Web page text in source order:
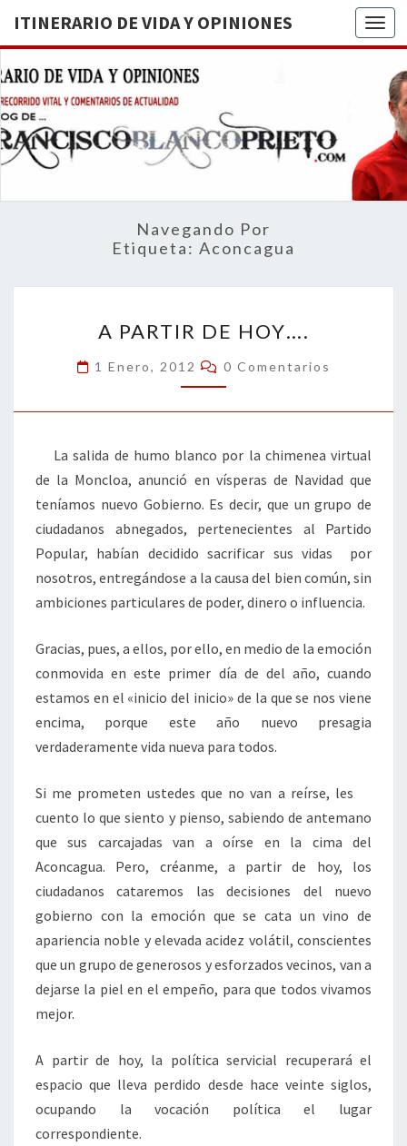
ITINERARIO DE VIDA Y OPINIONES
DE
BREVE
RECORRIDO
VITAL Y
ACTUALIDAD
Navegando Por
Etiqueta: Aconcagua
PARTIR
DE
HOY….
A PARTIR DE HOY….
1 Enero, 2012 Comentarios
0 Comentarios
La salida de humo blanco por la chimenea virtual
de la Moncloa, anunció en vísperas de Navidad que
teníamos nuevo Gobierno. Es decir, que un grupo de
ciudadanos abnegados, pertenecientes al Partido
Popular, habían decidido sacrificar sus vidas por
nosotros, entregándose a la causa del bien común, sin
ambiciones particulares de poder, dinero o influencia.
Gracias, pues, a ellos, por ello, en medio de la emoción
conmovida en este primer día de del año, cuando
estamos en el «inicio del inicio» de la que se nos viene
encima, porque este año nuevo presagia
verdaderamente vida nueva para todos.
Si me prometen ustedes que no van a reírse, les
cuento lo que siento y pienso, sabiendo de antemano
que sus carcajadas van a oírse en la cima del
Aconcagua. Pero, créanme, a partir de hoy, los
ciudadanos cataremos las decisiones del nuevo
gobierno con la emoción que se cata un vino de
apariencia noble y elevada acidez volátil, conscientes
que un grupo de generosos y esforzados vecinos, van a
dejarse la piel en el empeño, para que todos vivamos
mejor.
A partir de hoy, la política servicial recuperará el
espacio que lleva perdido desde hace veinte siglos,
ocupando la vocación política el lugar
correspondiente.